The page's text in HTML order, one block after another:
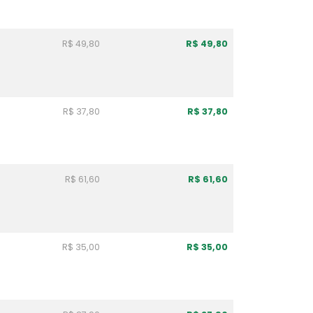
R$ 49,80 R$ 49,80
R$ 37,80 R$ 37,80
R$ 61,60 R$ 61,60
R$ 35,00 R$ 35,00